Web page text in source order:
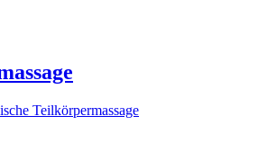
Teilkörpermassage